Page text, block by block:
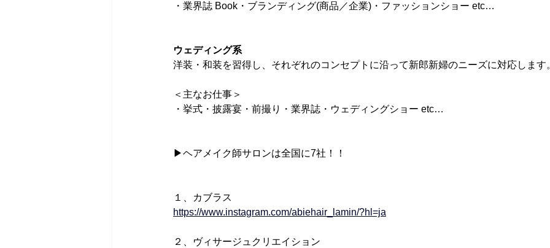
・業界誌 Book・ブランディング(商品／企業)・ファッションショー etc…
ウェディング系
洋装・和装を習得し、それぞれのコンセプトに沿って新郎新婦のニーズに対応します
＜主なお仕事＞
・挙式・披露宴・前撮り・業界誌・ウェディングショー etc…
▶ヘアメイク師サロンは全国に7社！！
１、カブラス
https://www.instagram.com/abiehair_lamin/?hl=ja
２、ヴィサージュクリエイション